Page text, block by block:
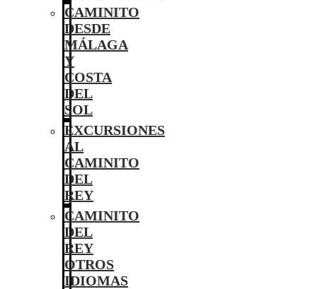
CAMINITO
DESDE
MÁLAGA
Y
COSTA
DEL
SOL
EXCURSIONES
AL
CAMINITO
DEL
REY
CAMINITO
DEL
REY
OTROS
IDIOMAS